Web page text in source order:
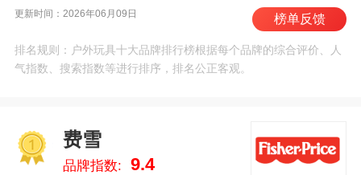
玩具十大品牌排行榜，其中前十
之宝/HASBRO、万代/BANDAI、
伟易达/VTech Kids、奥迪双
儿 。我们致力于用最真实的数据
告诉您户外玩具什么牌子好，供
更新时间：2026年06月09日 榜单反馈
排名规则：户外玩具十大品牌排行榜根据每个品牌的综合评价、人
气指数、搜索指数等进行排序，排名公正客观。
1
费雪
品牌指数: 9.4